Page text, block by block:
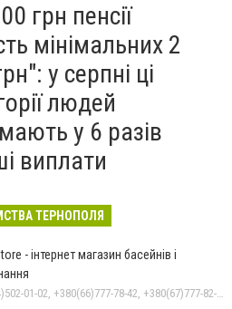
грн пенсії
мінімальних 2
у серпні ці
людей
у 6 разів
виплати
ТЕРНОПОЛЯ
- інтернет магазин басейнів і
+380(44)502-01-02, +380(66)777-78-42, +380(67)777-82-19, +380(67)890-80-80, +380(73)890-80-80, +380(44)502-01-03